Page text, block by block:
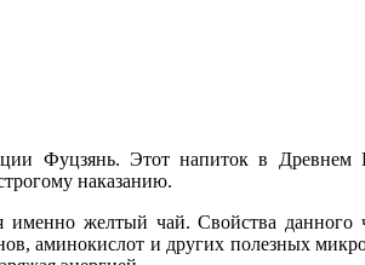
Фуцзянь. Этот напиток в Древнем
наказанию.
желтый чай. Свойства данного
аминокислот и других полезных